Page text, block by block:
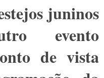
juninos
evento
de vista